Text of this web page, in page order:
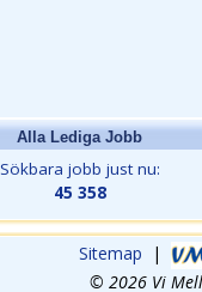
Alla Lediga Jobb
Sökbara jobb just nu:
45 358
Sitemap |
© 2026 Vi